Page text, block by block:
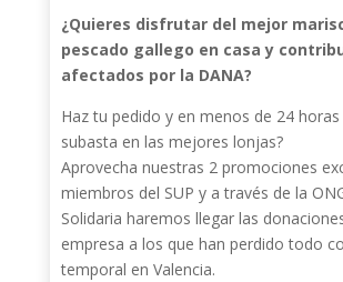
¿Quieres disfrutar del mejor
pescado gallego en casa y
afectados por la DANA?
Haz tu pedido y en menos de 24 horas
subasta en las mejores lonjas?
Aprovecha nuestras 2 promociones
miembros del SUP y a través de la
Solidaria haremos llegar las
empresa a los que han perdido todo
temporal en Valencia.